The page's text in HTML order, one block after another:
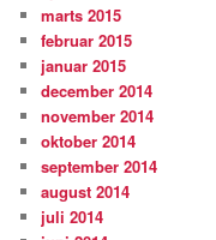
marts 2015
februar 2015
januar 2015
december 2014
november 2014
oktober 2014
september 2014
august 2014
juli 2014